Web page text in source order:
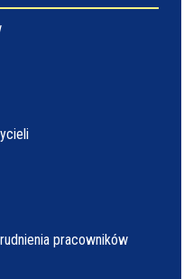
pracowników